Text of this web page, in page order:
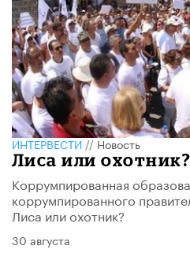
ИНТЕРВЕСТИ//Новость
Лиса или охотник?
Коррумпированная
коррумпированного
Лиса или охотник?
30 августа